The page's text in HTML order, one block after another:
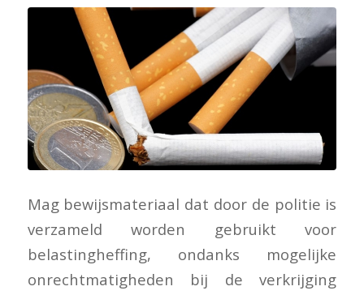
Mag bewijsmateriaal dat door de politie is
verzameld worden gebruikt voor
belastingheffing, ondanks mogelijke
onrechtmatigheden bij de verkrijging